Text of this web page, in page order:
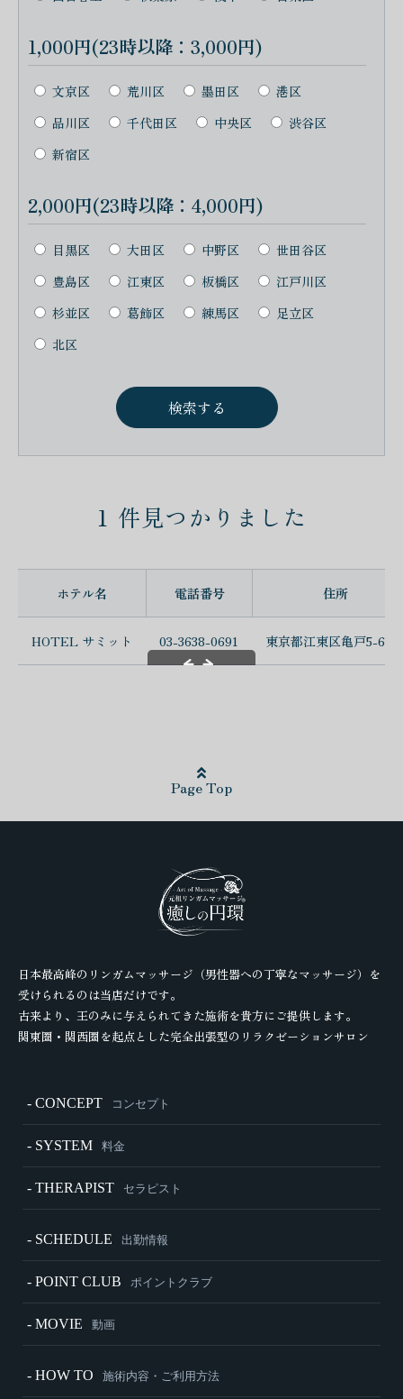
1,000円(23時以降：3,000円)
文京区 荒川区 墨田区
港区
品川区
千代田区 中央区
渋谷区
新宿区
2,000円(23時以降：4,000円)
目黒区 大田区 中野区
世田谷区
豊島区
江東区 板橋区
江戸川区
杉並区
葛飾区 練馬区
足立区
北区
1 件見つかりました
ホテル名 電話番号 住所
HOTEL サミット 03-3638-0691 東京都江東区亀戸5-6-19
Page Top
日本最高峰のリンガムマッサージ（男性器への丁寧なマッサージ）を
受けられるのは当店だけです。
古来より、王のみに与えられてきた施術を貴方にご提供します。
関東圏・関西圏を起点とした完全出張型のリラクゼーションサロン
- CONCEPT コンセプト
- SYSTEM 料金
- THERAPIST セラピスト
- SCHEDULE 出勤情報
- POINT CLUB ポイントクラブ
- MOVIE 動画
- HOW TO 施術内容・ご利用方法